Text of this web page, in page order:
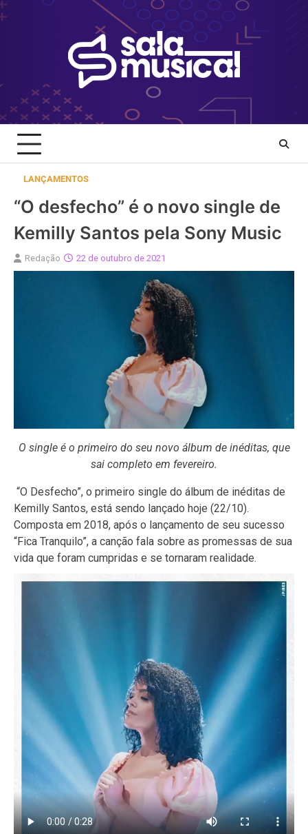
Skip
to
LANÇAMENTOS
“O desfecho” é o novo single de
Kemilly Santos pela Sony Music
Redação 22 de outubro de 2021
O single é o primeiro do seu novo álbum de inéditas, que
sai completo em fevereiro.
“O Desfecho”, o primeiro single do álbum de inéditas de
Kemilly Santos, está sendo lançado hoje (22/10).
Composta em 2018, após o lançamento de seu sucesso
“Fica Tranquilo”, a canção fala sobre as promessas de sua
vida que foram cumpridas e se tornaram realidade.